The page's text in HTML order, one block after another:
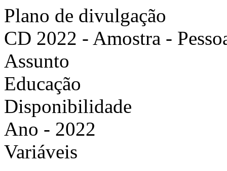
Plano de divulgação
CD 2022 - Amostra -
Assunto
Educação
Disponibilidade
Ano - 2022
Variáveis